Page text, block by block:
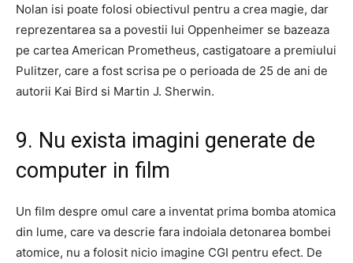
Nolan isi poate folosi obiectivul pentru a crea magie, dar
reprezentarea sa a povestii lui Oppenheimer se bazeaza
pe cartea American Prometheus, castigatoare a premiului
Pulitzer, care a fost scrisa pe o perioada de 25 de ani de
autorii Kai Bird si Martin J. Sherwin.
9. Nu exista imagini generate de
computer in film
Un film despre omul care a inventat prima bomba atomica
din lume, care va descrie fara indoiala detonarea bombei
atomice, nu a folosit nicio imagine CGI pentru efect. De